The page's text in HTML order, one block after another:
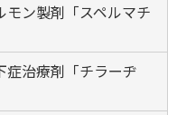
モン製剤「スペルマチ
症治療剤「チラーヂ